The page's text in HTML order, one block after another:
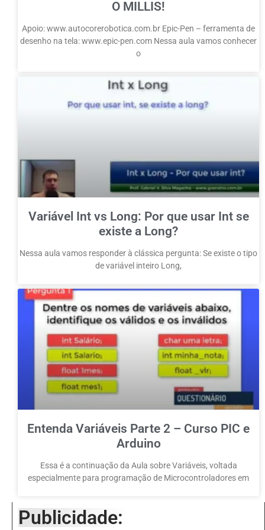
O MILLIS!
Apoio: www.autocorerobotica.com.br Epic-Pen – ferramenta de
desenho na tela: www.epic-pen.com Nessa aula vamos conhecer
o
Variável Int vs Long: Por que usar Int se
existe a Long?
Nessa aula vamos responder à clássica pergunta: Se existe o tipo
de variável inteiro Long,
Entenda Variáveis Parte 2 – Curso PIC e
Arduino
Essa é a continuação da Aula sobre Variáveis, voltada
especialmente para programação de Microcontroladores em
Publicidade: